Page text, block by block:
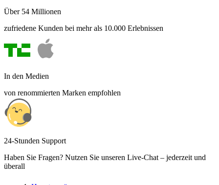
Über 54 Millionen
zufriedene Kunden bei mehr als 10.000 Erlebnissen
In den Medien
von renommierten Marken empfohlen
24-Stunden Support
Haben Sie Fragen? Nutzen Sie unseren Live-Chat – jederzeit und
überall